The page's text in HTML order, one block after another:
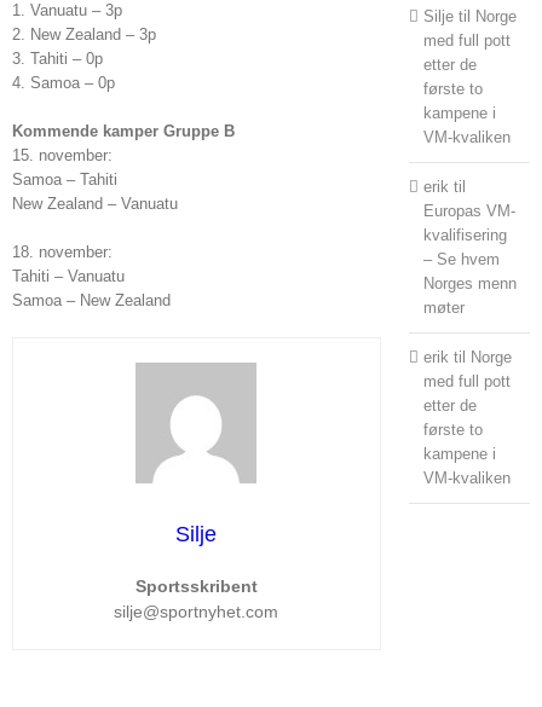
1. Vanuatu – 3p
2. New Zealand – 3p
3. Tahiti – 0p
4. Samoa – 0p
Kommende kamper Gruppe B
15. november:
Samoa – Tahiti
New Zealand – Vanuatu
18. november:
Tahiti – Vanuatu
Samoa – New Zealand
Silje
Sportsskribent
silje@sportnyhet.com
Siljetil Norge
med full pott
etter de
første to
kampene i
VM-kvaliken
erik til
Europas VM-
kvalifisering
– Se hvem
Norges menn
møter
erik til Norge
med full pott
etter de
første to
kampene i
VM-kvaliken